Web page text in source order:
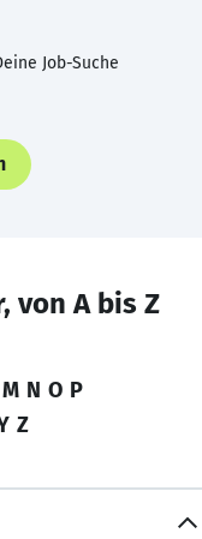
Job-Suche
von A bis Z
M N O P
Z